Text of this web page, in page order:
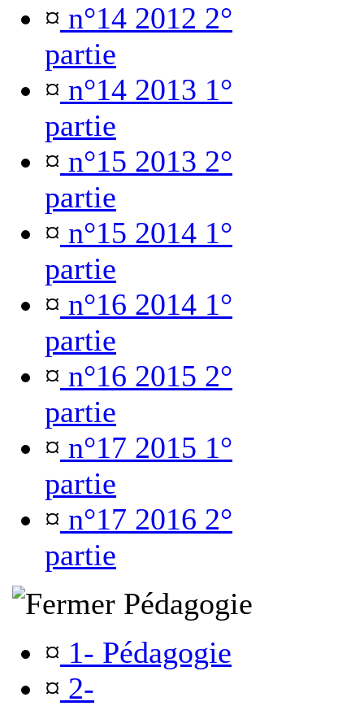
¤ n°14 2012 2°
partie
¤ n°14 2013 1°
partie
¤ n°15 2013 2°
partie
¤ n°15 2014 1°
partie
¤ n°16 2014 1°
partie
¤ n°16 2015 2°
partie
¤ n°17 2015 1°
partie
¤ n°17 2016 2°
partie
Pédagogie
¤ 1- Pédagogie
¤ 2-